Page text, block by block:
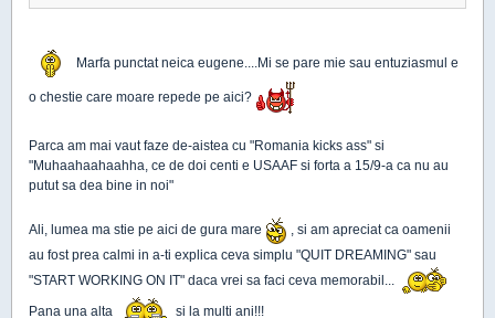
Marfa punctat neica eugene....Mi se pare mie sau entuziasmul e
o chestie care moare repede pe aici?
Parca am mai vaut faze de-aistea cu "Romania kicks ass" si
"Muhaahaahaahha, ce de doi centi e USAAF si forta a 15/9-a ca nu au
putut sa dea bine in noi"
Ali, lumea ma stie pe aici de gura mare
, si am apreciat ca oamenii
au fost prea calmi in a-ti explica ceva simplu "QUIT DREAMING" sau
"START WORKING ON IT" daca vrei sa faci ceva memorabil...
Pana una alta
si la multi ani!!!